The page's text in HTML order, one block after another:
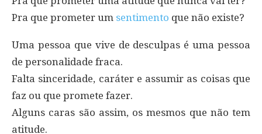
Pra que prometer um sentimento que não existe?
Uma pessoa que vive de desculpas é uma pessoa
de personalidade fraca.
Falta sinceridade, caráter e assumir as coisas que
faz ou que promete fazer.
Alguns caras são assim, os mesmos que não tem
atitude.